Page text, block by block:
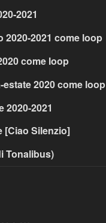
2021
2020-2021 come loop
come loop
estate 2020 come loop
2020-2021
[Ciao Silenzio]
Tonalibus)